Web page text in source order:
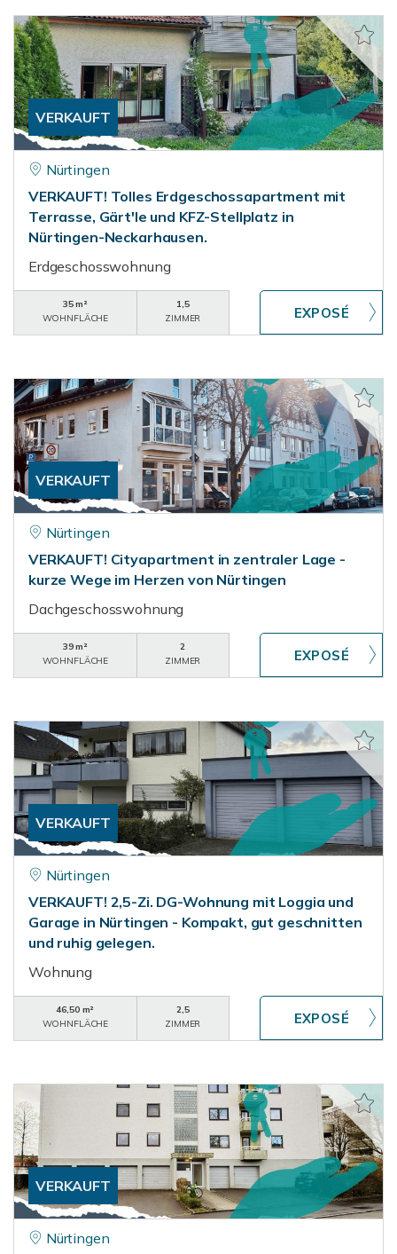
VERKAUFT
Nürtingen
VERKAUFT! Tolles Erdgeschossapartment mit
Terrasse, Gärt'le und KFZ-Stellplatz in
Nürtingen-Neckarhausen.
Erdgeschosswohnung
35 m²
WOHNFLÄCHE
1,5
ZIMMER
VERKAUFT
Nürtingen
VERKAUFT! Cityapartment in zentraler Lage -
kurze Wege im Herzen von Nürtingen
Dachgeschosswohnung
39 m²
WOHNFLÄCHE
2
ZIMMER
VERKAUFT
Nürtingen
VERKAUFT! 2,5-Zi. DG-Wohnung mit Loggia und
Garage in Nürtingen - Kompakt, gut geschnitten
und ruhig gelegen.
Wohnung
46,50 m²
WOHNFLÄCHE
2,5
ZIMMER
VERKAUFT
Nürtingen